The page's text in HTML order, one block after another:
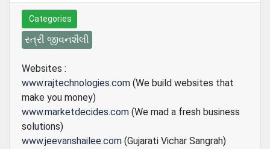
Categories
સ્ત્રી જીવનશૈલી
Websites :
www.rajtechnologies.com (We build websites that
make you money)
www.marketdecides.com (We mad a fresh business
solutions)
www.jeevanshailee.com (Gujarati Vichar Sangrah)